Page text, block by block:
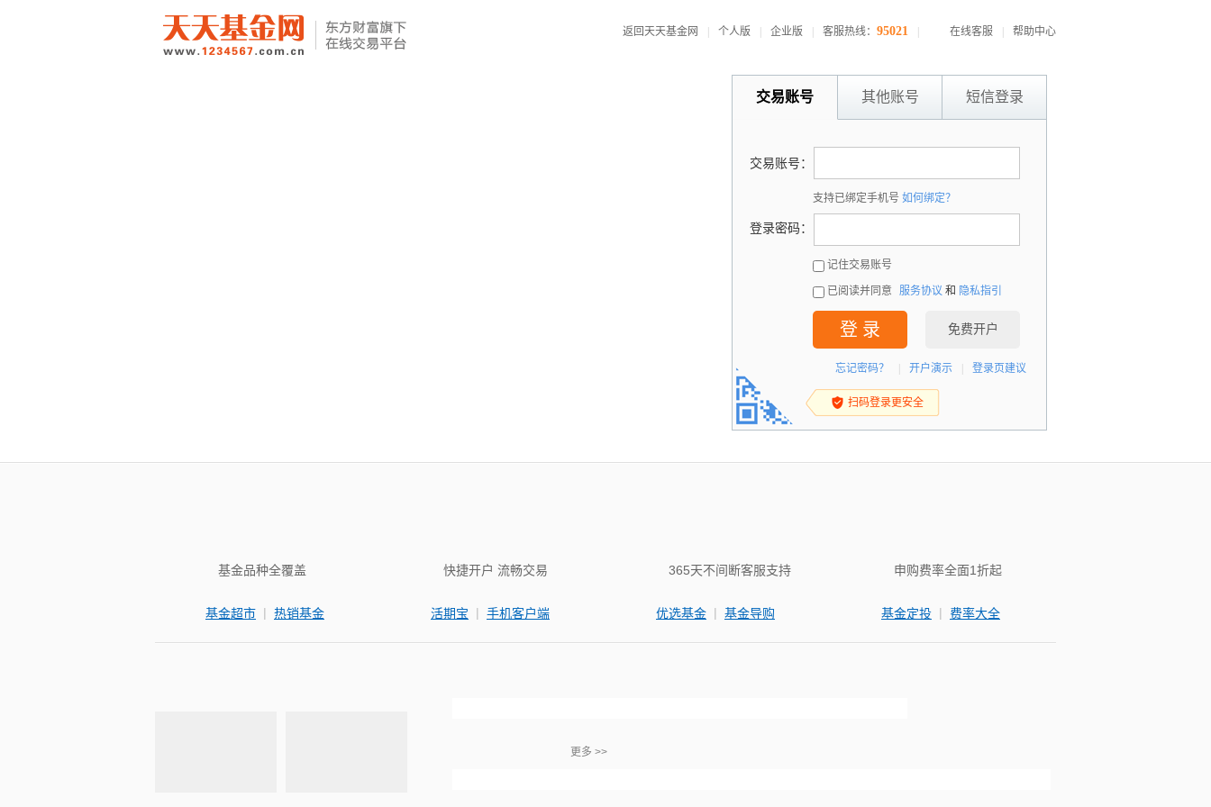
返回天天基金网 个人版 企业版 客服热线： 95021 在线客服 帮助中心
交易账号 其他账号 短信登录
交易账号：
支持已绑定手机号 如何绑定？
登录密码：
记住交易账号
已阅读并同意 服务协议 和 隐私指引
登 录 免费开户
忘记密码？ 开户演示 登录页建议
扫码登录更安全
基金品种全覆盖
基金超市 | 热销基金
快捷开户 流畅交易
活期宝 | 手机客户端
365天不间断客服支持
优选基金 | 基金导购
申购费率全面1折起
基金定投 | 费率大全
更多 >>